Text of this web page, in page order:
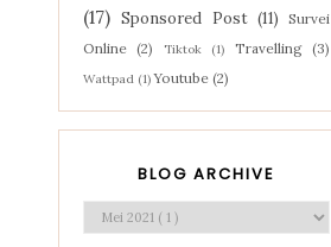
(17) Sponsored Post (11) Survei
Online (2) Tiktok (1) Travelling (3)
Wattpad (1) Youtube (2)
BLOG ARCHIVE